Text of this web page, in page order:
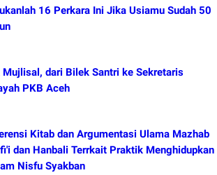
16 Perkara Ini Jika Usiamu Sudah 50
Mujlisal, dari Bilek Santri ke Sekretaris
PKB Aceh
Kitab dan Argumentasi Ulama Mazhab
dan Hanbali Terrkait Praktik Menghidupkan
Nisfu Syakban